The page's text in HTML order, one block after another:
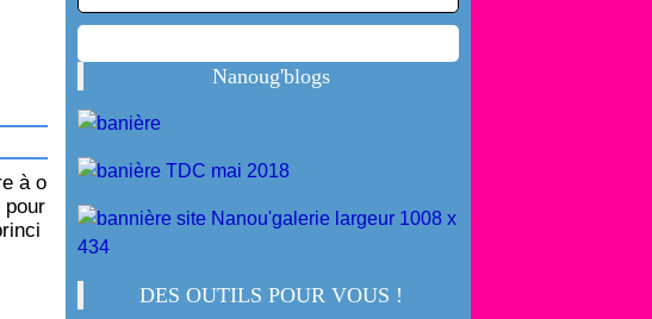
à o
pour
Nanoug'blogs
DES OUTILS POUR VOUS !